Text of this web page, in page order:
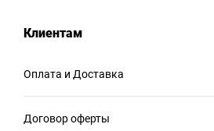
Клиентам
Оплата и Доставка
Договор оферты